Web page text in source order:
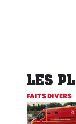
LES
FAITS DIVERS